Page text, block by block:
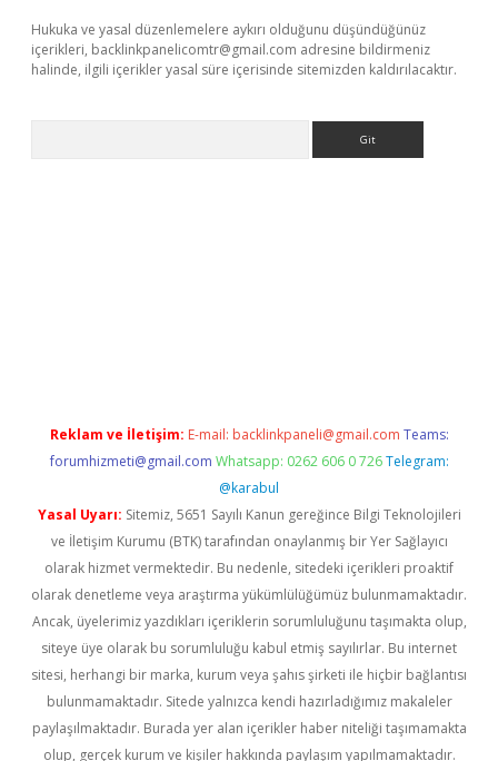
Hukuka ve yasal düzenlemelere aykırı olduğunu düşündüğünüz
içerikleri, backlinkpanelicomtr@gmail.com adresine bildirmeniz
halinde, ilgili içerikler yasal süre içerisinde sitemizden kaldırılacaktır.
Reklam ve İletişim: E-mail: backlinkpaneli@gmail.com Teams:
forumhizmeti@gmail.com Whatsapp: 0262 606 0 726 Telegram:
@karabul
Yasal Uyarı: Sitemiz, 5651 Sayılı Kanun gereğince Bilgi Teknolojileri
ve İletişim Kurumu (BTK) tarafından onaylanmış bir Yer Sağlayıcı
olarak hizmet vermektedir. Bu nedenle, sitedeki içerikleri proaktif
olarak denetleme veya araştırma yükümlülüğümüz bulunmamaktadır.
Ancak, üyelerimiz yazdıkları içeriklerin sorumluluğunu taşımakta olup,
siteye üye olarak bu sorumluluğu kabul etmiş sayılırlar. Bu internet
sitesi, herhangi bir marka, kurum veya şahıs şirketi ile hiçbir bağlantısı
bulunmamaktadır. Sitede yalnızca kendi hazırladığımız makaleler
paylaşılmaktadır. Burada yer alan içerikler haber niteliği taşımamakta
olup, gerçek kurum ve kişiler hakkında paylaşım yapılmamaktadır.